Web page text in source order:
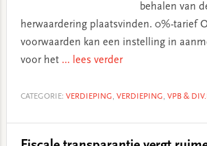
behalen van
herwaardering plaatsvinden. 0%-tarief
voorwaarden kan een instelling in
voor het ... lees verder
CATEGORIE: VERDIEPING, VERDIEPING, VPB &